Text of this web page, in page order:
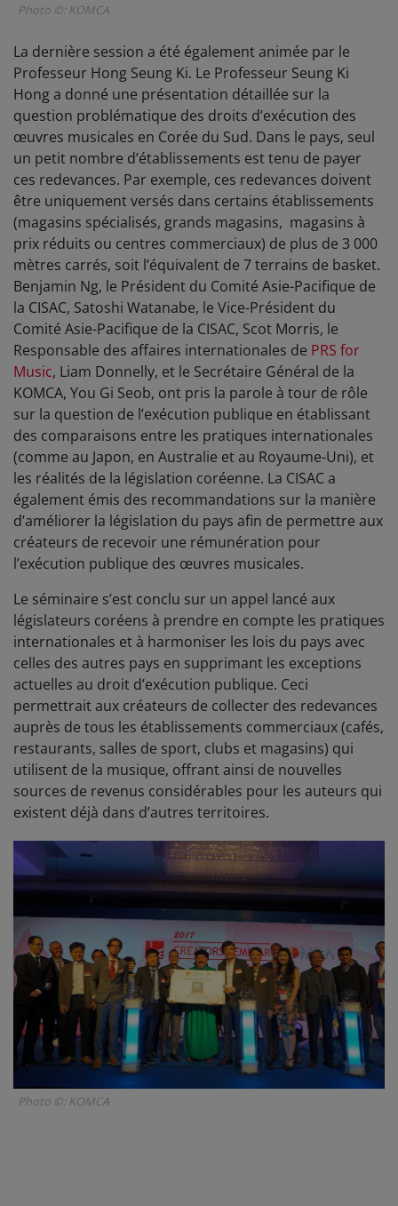
Photo ©: KOMCA
La dernière session a été également animée par le
Professeur Hong Seung Ki. Le Professeur Seung Ki
Hong a donné une présentation détaillée sur la
question problématique des droits d’exécution des
œuvres musicales en Corée du Sud. Dans le pays, seul
un petit nombre d’établissements est tenu de payer
ces redevances. Par exemple, ces redevances doivent
être uniquement versés dans certains établissements
(magasins spécialisés, grands magasins, magasins à
prix réduits ou centres commerciaux) de plus de 3 000
mètres carrés, soit l’équivalent de 7 terrains de basket.
Benjamin Ng, le Président du Comité Asie-Pacifique de
la CISAC, Satoshi Watanabe, le Vice-Président du
Comité Asie-Pacifique de la CISAC, Scot Morris, le
Responsable des affaires internationales de PRS for
Music, Liam Donnelly, et le Secrétaire Général de la
KOMCA, You Gi Seob, ont pris la parole à tour de rôle
sur la question de l’exécution publique en établissant
des comparaisons entre les pratiques internationales
(comme au Japon, en Australie et au Royaume-Uni), et
les réalités de la législation coréenne. La CISAC a
également émis des recommandations sur la manière
d’améliorer la législation du pays afin de permettre aux
créateurs de recevoir une rémunération pour
l’exécution publique des œuvres musicales.
Le séminaire s’est conclu sur un appel lancé aux
législateurs coréens à prendre en compte les pratiques
internationales et à harmoniser les lois du pays avec
celles des autres pays en supprimant les exceptions
actuelles au droit d’exécution publique. Ceci
permettrait aux créateurs de collecter des redevances
auprès de tous les établissements commerciaux (cafés,
restaurants, salles de sport, clubs et magasins) qui
utilisent de la musique, offrant ainsi de nouvelles
sources de revenus considérables pour les auteurs qui
existent déjà dans d’autres territoires.
Photo ©: KOMCA